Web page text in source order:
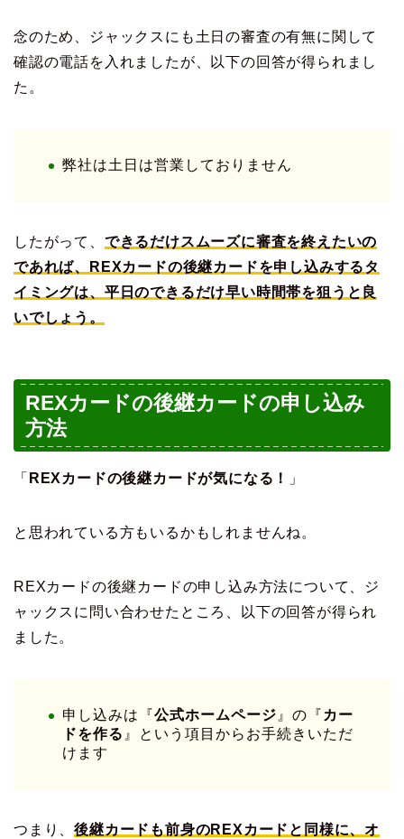
念のため、ジャックスにも土日の審査の有無に関して
確認の電話を入れましたが、以下の回答が得られまし
た。
弊社は土日は営業しておりません
したがって、 できるだけスムーズに審査を終えたいの
であれば、REXカードの後継カードを申し込みするタ
イミングは、平日のできるだけ早い時間帯を狙うと良
いでしょう。
REXカードの後継カードの申し込み
方法
「 REXカードの後継カードが気になる！ 」
と思われている方もいるかもしれませんね。
REXカードの後継カードの申し込み方法について、ジ
ャックスに問い合わせたところ、以下の回答が得られ
ました。
申し込みは『公式ホームページ』の『カー
ドを作る 』という項目からお手続きいただ
けます
つまり、後継カードも前身のREXカードと同様に、オ